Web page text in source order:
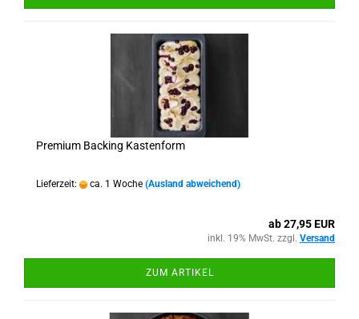
Premium Backing Kastenform
Lieferzeit: ca. 1 Woche (Ausland abweichend)
ab 27,95 EUR
inkl. 19% MwSt. zzgl. Versand
ZUM ARTIKEL